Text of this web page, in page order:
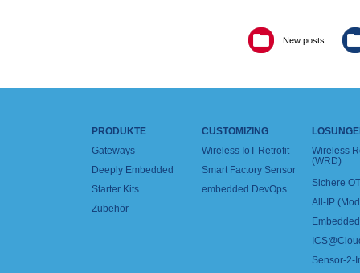
New posts
PRODUKTE
Gateways
Deeply Embedded
Starter Kits
Zubehör
CUSTOMIZING
Wireless IoT Retrofit
Smart Factory Sensor
embedded DevOps
Wireless
(WRD)
Sichere
All-IP
Sensor-2-